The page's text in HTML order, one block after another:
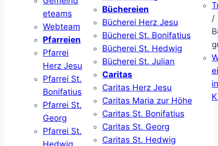
eteams
Webteam
Pfarreien
Pfarrei
Herz Jesu
Pfarrei St.
Bonifatius
Pfarrei St.
Georg
Pfarrei St.
Hedwig
Büchereien
Bücherei Herz Jesu
Bücherei St. Bonifatius
Bücherei St. Hedwig
Bücherei St. Julian
Caritas
Caritas Herz Jesu
Caritas Maria zur Höhe
Caritas St. Bonifatius
Caritas St. Georg
Caritas St. Hedwig
/